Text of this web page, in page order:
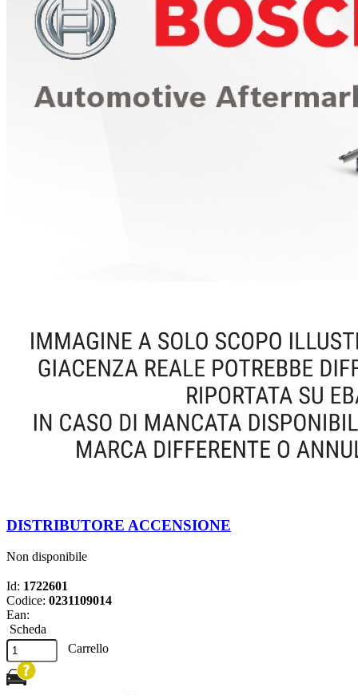
DISTRIBUTORE ACCENSIONE
Non disponibile
Id: 1722601
Codice: 0231109014
Ean:
Scheda
Carrello